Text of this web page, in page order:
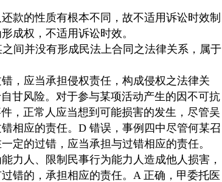
款的性质有根本不同，故不适用诉讼时效制
成权，不适用诉讼时效。
间并没有形成民法上合同之法律关系，属于
，应当承担侵权责任，构成侵权之法律关
甘风险。对于参与某项活动产生的因不可抗
，正常人应当想到可能损害的发生，尽管吴
相应的责任。D 错误，事例四中尽管何某召
定的过错，应当承担与过错相应的责任。
力人、限制民事行为能力人造成他人损害，
错的，承担相应的责任。A 正确，甲委托医